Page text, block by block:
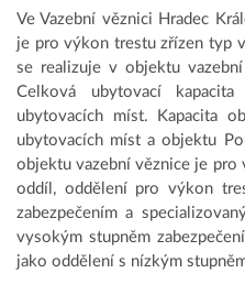
Ve Vazební věznici Hradec
je pro výkon trestu zřízen typ
se realizuje v objektu
Celková ubytovací
ubytovacích míst. Kapacita
ubytovacích míst a objektu
objektu vazební věznice je
oddíl, oddělení pro výkon
zabezpečením a
vysokým stupněm
jako oddělení s nízkým